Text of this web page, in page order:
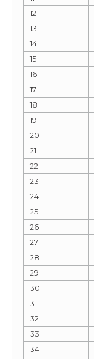
12
13
14
15
16
17
18
19
20
21
22
23
24
25
26
27
28
29
30
31
32
33
34